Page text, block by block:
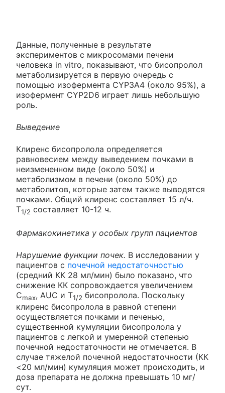
Данные, полученные в результате
экспериментов с микросомами печени
человека in vitro, показывают, что бисопролол
метаболизируется в первую очередь с
помощью изофермента CYP3A4 (около 95%), а
изофермент CYP2D6 играет лишь небольшую
роль.
Выведение
Клиренс бисопролола определяется
равновесием между выведением почками в
неизмененном виде (около 50%) и
метаболизмом в печени (около 50%) до
метаболитов, которые затем также выводятся
почками. Общий клиренс составляет 15 л/ч.
T1/2 составляет 10-12 ч.
Фармакокинетика у особых групп пациентов
Нарушение функции почек. В исследовании у
пациентов с почечной недостаточностью
(средний КК 28 мл/мин) было показано, что
снижение КК сопровождается увеличением
Cmax, AUC и Т1/2 бисопролола. Поскольку
клиренс бисопролола в равной степени
осуществляется почками и печенью,
существенной кумуляции бисопролола у
пациентов с легкой и умеренной степенью
почечной недостаточности не отмечается. В
случае тяжелой почечной недостаточности (КК
<20 мл/мин) кумуляция может происходить, и
доза препарата не должна превышать 10 мг/
сут.